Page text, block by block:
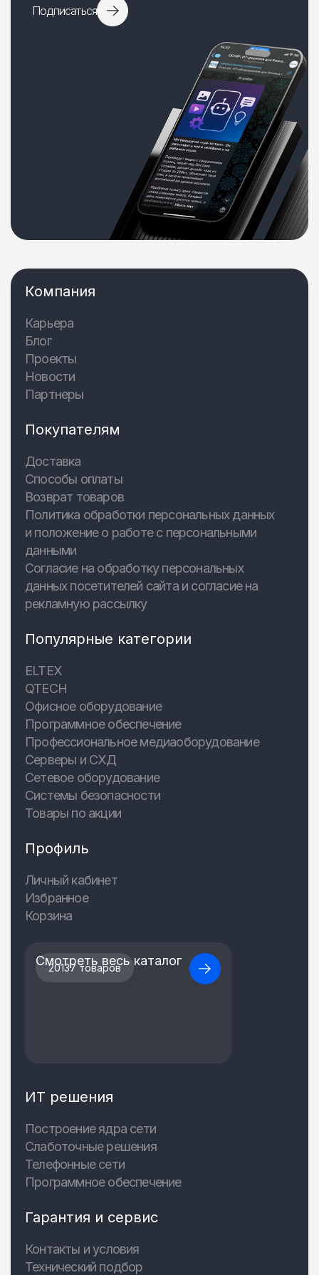
Подписаться
Компания
Карьера
Блог
Проекты
Новости
Партнеры
Покупателям
Доставка
Способы оплаты
Возврат товаров
Политика обработки персональных данных
и положение о работе с персональными
данными
Согласие на обработку персональных
данных посетителей сайта и согласие на
рекламную рассылку
Популярные категории
ELTEX
QTECH
Офисное оборудование
Программное обеспечение
Профессиональное медиаоборудование
Серверы и СХД
Сетевое оборудование
Системы безопасности
Товары по акции
Профиль
Личный кабинет
Избранное
Корзина
20137 товаров
Смотреть весь каталог
ИТ решения
Построение ядра сети
Слаботочные решения
Телефонные сети
Программное обеспечение
Гарантия и сервис
Контакты и условия
Технический подбор